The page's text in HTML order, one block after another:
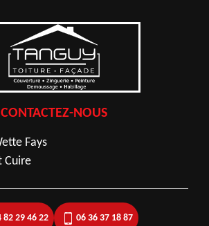
CONTACTEZ-NOUS
Fays
Cuire
82 29 46 22 06 36 37 18 87